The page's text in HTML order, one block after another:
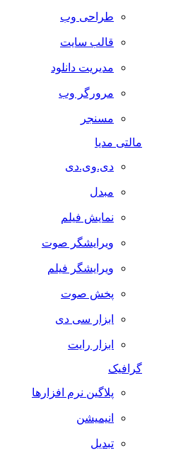
طراحی وب
قالب سایت
مدیریت دانلود
مرورگر وب
مسنجر
مالتی مدیا
دی.وی.دی
مبدل
نمایش فیلم
ویرایشگر صوت
ویرایشگر فیلم
پخش صوت
ابزار سی دی
ابزار رایت
گرافیک
پلاگین نرم افزارها
انیمیشن
تبدیل